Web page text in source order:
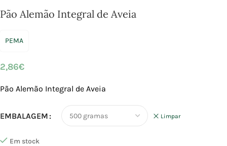
Pão Alemão Integral de Aveia
PEMA
2,86€
Pão Alemão Integral de Aveia
EMBALAGEM Limpar
Em stock